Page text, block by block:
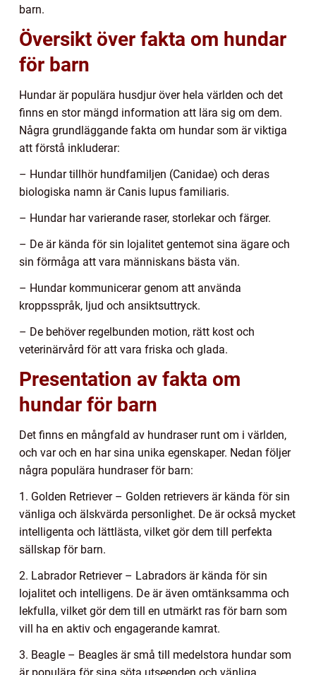
barn.
Översikt över fakta om hundar
för barn
Hundar är populära husdjur över hela världen och det
finns en stor mängd information att lära sig om dem.
Några grundläggande fakta om hundar som är viktiga
att förstå inkluderar:
– Hundar tillhör hundfamiljen (Canidae) och deras
biologiska namn är Canis lupus familiaris.
– Hundar har varierande raser, storlekar och färger.
– De är kända för sin lojalitet gentemot sina ägare och
sin förmåga att vara människans bästa vän.
– Hundar kommunicerar genom att använda
kroppsspråk, ljud och ansiktsuttryck.
– De behöver regelbunden motion, rätt kost och
veterinärvård för att vara friska och glada.
Presentation av fakta om
hundar för barn
Det finns en mångfald av hundraser runt om i världen,
och var och en har sina unika egenskaper. Nedan följer
några populära hundraser för barn:
1. Golden Retriever – Golden retrievers är kända för sin
vänliga och älskvärda personlighet. De är också mycket
intelligenta och lättlästa, vilket gör dem till perfekta
sällskap för barn.
2. Labrador Retriever – Labradors är kända för sin
lojalitet och intelligens. De är även omtänksamma och
lekfulla, vilket gör dem till en utmärkt ras för barn som
vill ha en aktiv och engagerande kamrat.
3. Beagle – Beagles är små till medelstora hundar som